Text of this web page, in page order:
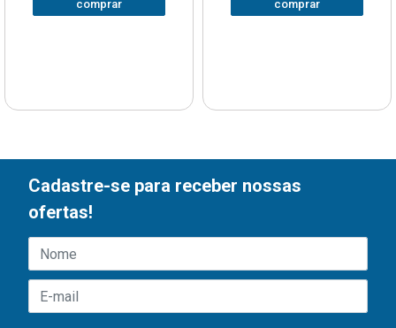
comprar
comprar
Cadastre-se para receber nossas
ofertas!